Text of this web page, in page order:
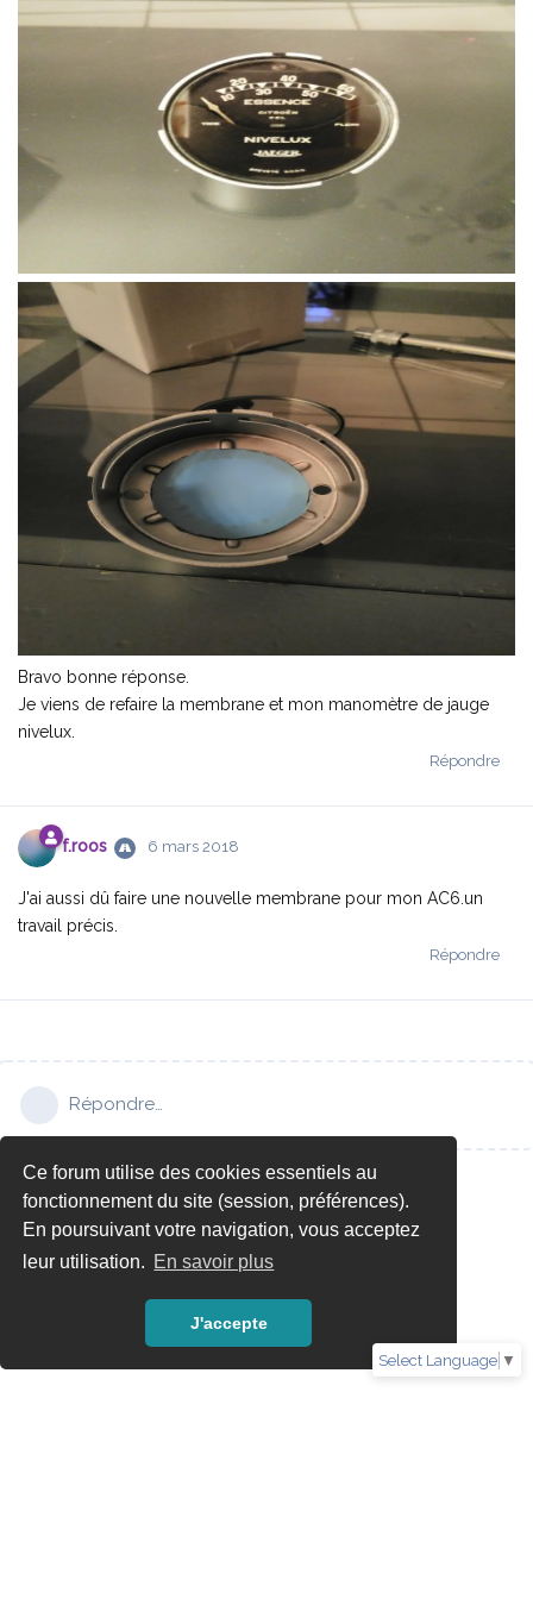
Ce forum utilise des cookies essentiels au
fonctionnement du site (session, préférences).
En poursuivant votre navigation, vous acceptez
leur utilisation. En savoir plus
J'accepte
Select Language ▼
Bravo bonne réponse.
Je viens de refaire la membrane et mon manomètre de jauge
nivelux.
Répondre
f.​roos 6 mars 2018
J'ai aussi dû faire une nouvelle membrane pour mon AC6.un
travail précis.
Répondre
Répondre…